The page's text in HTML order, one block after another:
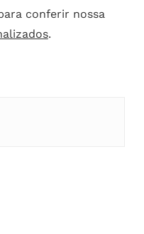
conferir nossa
.